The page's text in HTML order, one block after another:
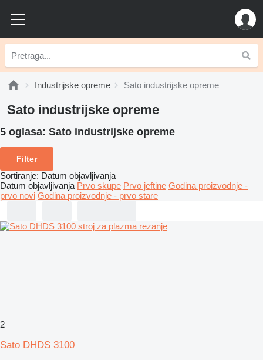
Industrijske opreme Sato industrijske opreme
Sato industrijske opreme
5 oglasa: Sato industrijske opreme
Filter
Sortiranje: Datum objavljivanja
Datum objavljivanja Prvo skupe Prvo jeftine Godina proizvodnje -
prvo novi Godina proizvodnje - prvo stare
2
Sato DHDS 3100